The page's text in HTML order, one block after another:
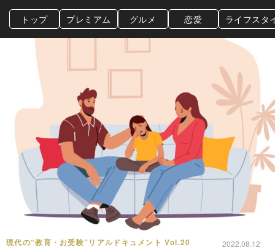
トップ プレミアム グルメ 恋愛 ライフスタ
現代の“教育・お受験”リアルドキュメント Vol.20 2022.08.12